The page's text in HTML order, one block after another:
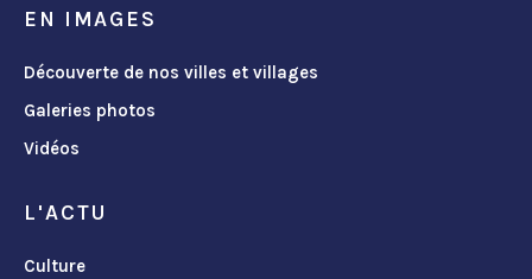
EN IMAGES
Découverte de nos villes et villages
Galeries photos
Vidéos
L'ACTU
Culture